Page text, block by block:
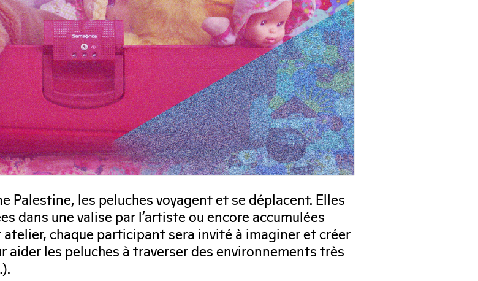
Palestine, les peluches voyagent et se déplacent. Elles
dans une valise par l’artiste ou encore accumulées
chaque participant sera invité à imaginer et créer
les peluches à traverser des environnements très